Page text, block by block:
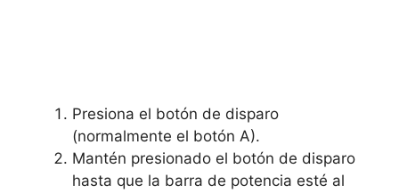
Presiona el botón de disparo
(normalmente el botón A).
Mantén presionado el botón de disparo
hasta que la barra de potencia esté al